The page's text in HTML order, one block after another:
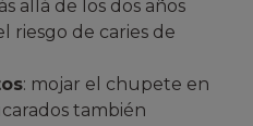
allá de los dos años
riesgo de caries de
: mojar el chupete en
también